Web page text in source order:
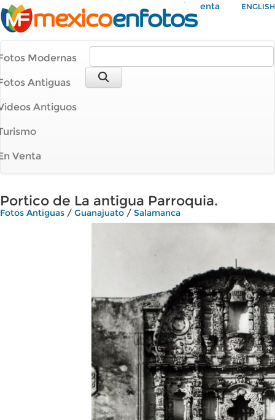
Mi Cuenta ENGLISH
Modernas
Antiguas
Antiguos
Venta
Portico de La antigua Parroquia.
Fotos Antiguas / Guanajuato / Salamanca